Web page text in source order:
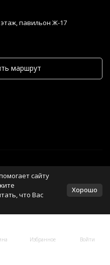
Избранное Войти
павильон Ж-17
маршрут
сайту
что Вас
Хорошо